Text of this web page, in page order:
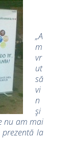
„A
m
vr
ut
să
vi
n
şi
nu am mai
la